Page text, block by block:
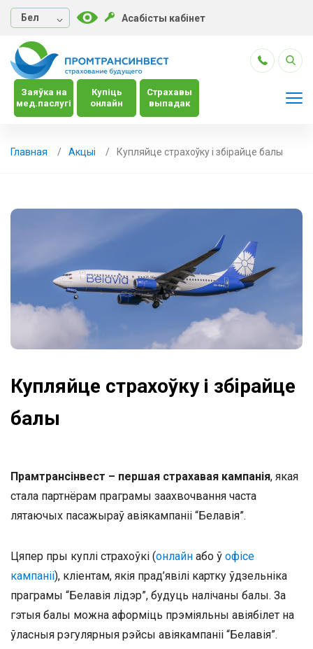
Бел Асабісты кабінет
Заяўка на
мед.паслугі
Купіць
онлайн
Страхавы
выпадак
Главная Акцыі Купляйце страхоўку і збiрайце балы
Купляйце страхоўку і збiрайце
балы
Прамтрансінвест – першая страхавая кампанія, якая
стала партнёрам праграмы заахвочвання часта
лятаючых пасажыраў авіякампаніі “Белавія”.
Цяпер пры куплі страхоўкі (онлайн або ў офісе
кампаніі), кліентам, якія прад’явілі картку ўдзельніка
праграмы “Белавія лідэр”, будуць налічаны балы. За
гэтыя балы можна аформіць прэміяльны авіябілет на
ўласныя рэгулярныя рэйсы авіякампаніі “Белавія”.